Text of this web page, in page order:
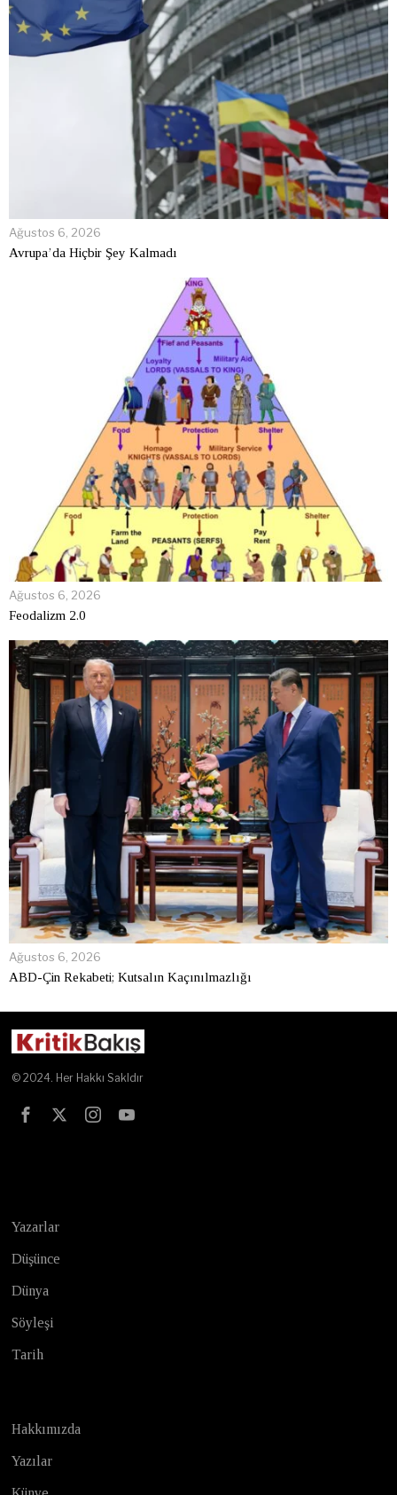
Ağustos 6, 2026
Avrupa’da Hiçbir Şey Kalmadı
Ağustos 6, 2026
Feodalizm 2.0
Ağustos 6, 2026
ABD-Çin Rekabeti; Kutsalın Kaçınılmazlığı
© 2024. Her Hakkı Sakldır
Yazarlar
Düşünce
Dünya
Söyleşi
Tarih
Hakkımızda
Yazılar